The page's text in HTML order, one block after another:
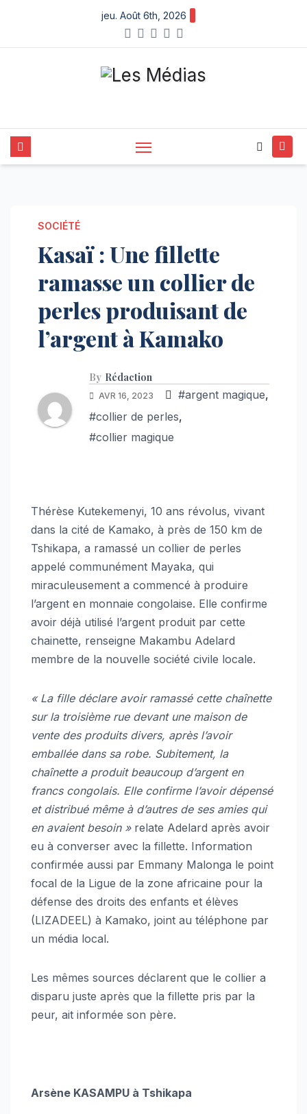
content
jeu. Août 6th, 2026
SOCIÉTÉ
Kasaï : Une fillette
ramasse un collier de
perles produisant de
l’argent à Kamako
By Rédaction
AVR 16, 2023 #argent magique,
#collier de perles,
#collier magique
Thérèse Kutekemenyi, 10 ans révolus, vivant
dans la cité de Kamako, à près de 150 km de
Tshikapa, a ramassé un collier de perles
appelé communément Mayaka, qui
miraculeusement a commencé à produire
l’argent en monnaie congolaise. Elle confirme
avoir déjà utilisé l’argent produit par cette
chainette, renseigne Makambu Adelard
membre de la nouvelle société civile locale.
« La fille déclare avoir ramassé cette chaînette
sur la troisième rue devant une maison de
vente des produits divers, après l’avoir
emballée dans sa robe. Subitement, la
chaînette a produit beaucoup d’argent en
francs congolais. Elle confirme l’avoir dépensé
et distribué même à d’autres de ses amies qui
en avaient besoin »relate Adelard après avoir
eu à converser avec la fillette. Information
confirmée aussi par Emmany Malonga le point
focal de la Ligue de la zone africaine pour la
défense des droits des enfants et élèves
(LIZADEEL) à Kamako, joint au téléphone par
un média local.
Les mêmes sources déclarent que le collier a
disparu juste après que la fillette pris par la
peur, ait informée son père.
Arsène KASAMPU à Tshikapa